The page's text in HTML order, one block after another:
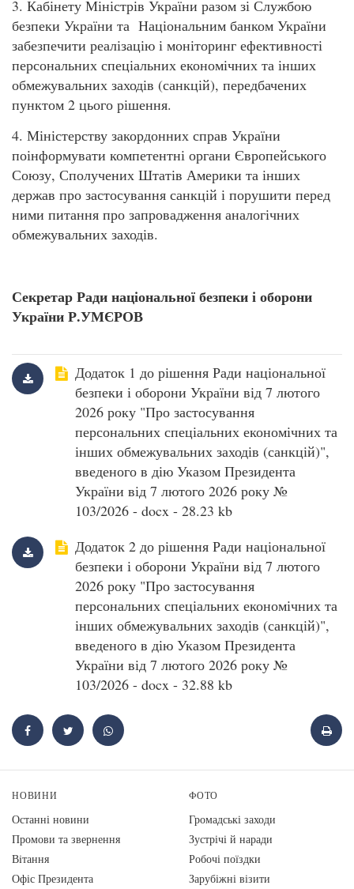
3. Кабінету Міністрів України разом зі Службою
безпеки України та Національним банком України
забезпечити реалізацію і моніторинг ефективності
персональних спеціальних економічних та інших
обмежувальних заходів (санкцій), передбачених
пунктом 2 цього рішення.
4. Міністерству закордонних справ України
поінформувати компетентні органи Європейського
Союзу, Сполучених Штатів Америки та інших
держав про застосування санкцій і порушити перед
ними питання про запровадження аналогічних
обмежувальних заходів.
Секретар Ради національної безпеки і оборони
України Р.УМЄРОВ
Додаток 1 до рішення Ради національної
безпеки і оборони України від 7 лютого
2026 року "Про застосування
персональних спеціальних економічних та
інших обмежувальних заходів (санкцій)",
введеного в дію Указом Президента
України від 7 лютого 2026 року №
103/2026 - docx - 28.23 kb
Додаток 2 до рішення Ради національної
безпеки і оборони України від 7 лютого
2026 року "Про застосування
персональних спеціальних економічних та
інших обмежувальних заходів (санкцій)",
введеного в дію Указом Президента
України від 7 лютого 2026 року №
103/2026 - docx - 32.88 kb
НОВИНИ
Останні новини
Промови та звернення
Вiтання
Офіс Президента
ФОТО
Громадські заходи
Зустрічі й наради
Робочі поїздки
Зарубіжні візити